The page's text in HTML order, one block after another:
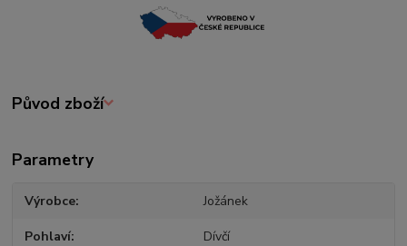
Původ zboží
Parametry
Výrobce Jožánek
Pohlaví Dívčí